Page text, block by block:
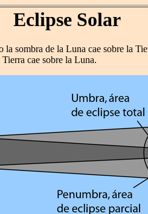
Eclipse Solar
la sombra de la Luna cae sobre la
cae sobre la Luna.